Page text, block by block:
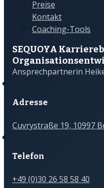
Preise
Kontakt
Coaching-Tools
SEQUOYA
Ansprechpartnerin
Adresse
Cuvrystraße 19, 10997
Telefon
+49 (0)30 26 58 58 40